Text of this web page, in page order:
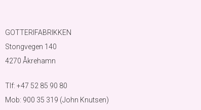
GOTTERIFABRIKKEN
Stongvegen 140
4270 Åkrehamn
Tlf: +47 52 85 90 80
Mob: 900 35 319 (John Knutsen)